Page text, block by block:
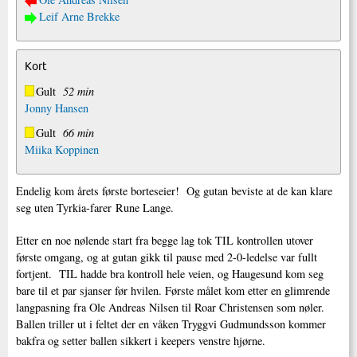
Leif Arne Brekke
Kort
Gult 52 min
Jonny Hansen
Gult 66 min
Miika Koppinen
Endelig kom årets første borteseier! Og gutan beviste at de kan klare
seg uten Tyrkia-farer Rune Lange.
Etter en noe nølende start fra begge lag tok TIL kontrollen utover
første omgang, og at gutan gikk til pause med 2-0-ledelse var fullt
fortjent. TIL hadde bra kontroll hele veien, og Haugesund kom seg
bare til et par sjanser før hvilen. Første målet kom etter en glimrende
langpasning fra Ole Andreas Nilsen til Roar Christensen som nøler.
Ballen triller ut i feltet der en våken Tryggvi Gudmundsson kommer
bakfra og setter ballen sikkert i keepers venstre hjørne.